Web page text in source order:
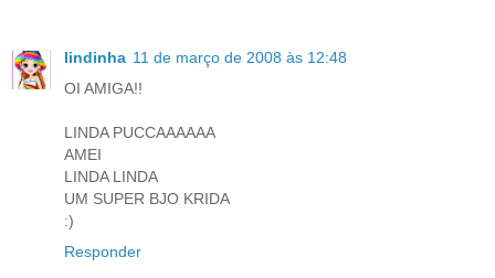
lindinha 11 de março de 2008 às 12:48
OI AMIGA!!
LINDA PUCCAAAAAA
AMEI
LINDA LINDA
UM SUPER BJO KRIDA
:)
Responder